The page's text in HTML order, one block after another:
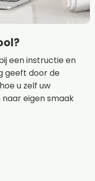
een instructie en
geeft door de
u zelf uw
eigen smaak